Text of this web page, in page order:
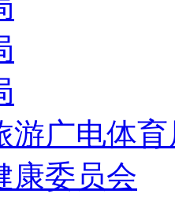
游广电体育
康委员会